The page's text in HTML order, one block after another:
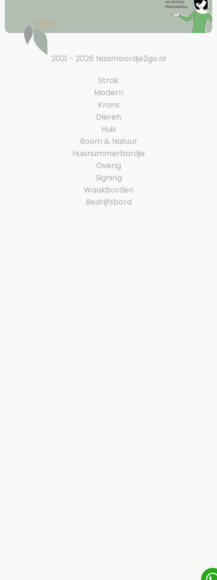
2021 - 2026 Naambordje2go.nl
Strak
Modern
Krans
Dieren
Huis
Boom & Natuur
Huisnummerbordje
Overig
Signing
Waakborden
Bedrijfsbord